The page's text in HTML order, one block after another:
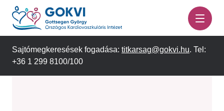
Ugrás
tartalomra
Sajtómegkeresések fogadása: titkarsag@gokvi.hu. Tel:
+36 1 299 8100/100